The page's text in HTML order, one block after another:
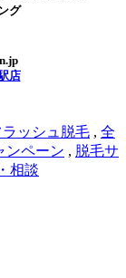
グ
店
ッシュ脱毛 , 全
ンペーン , 脱毛サ
相談